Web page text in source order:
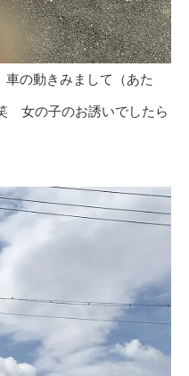
の動きみまして（あた
女の子のお誘いでしたら